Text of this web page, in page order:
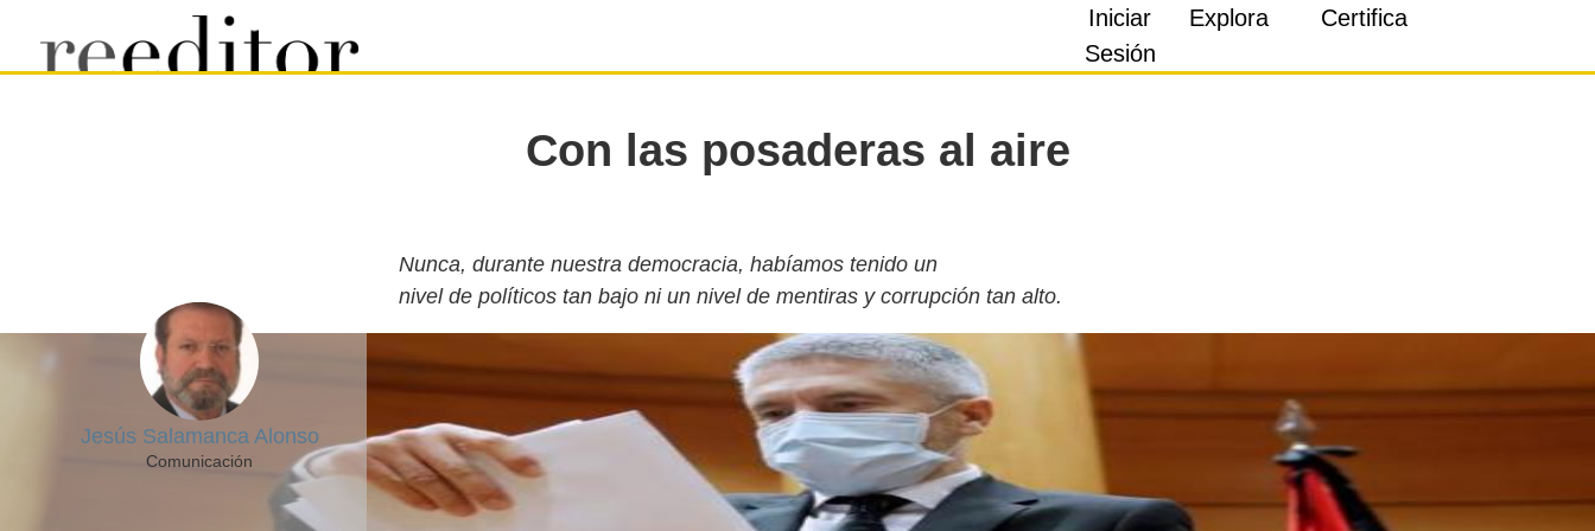
Iniciar
Sesión
Explora Certifica
Jesús Salamanca Alonso
Comunicación
Con las posaderas al aire
Nunca, durante nuestra democracia, habíamos tenido un
nivel de políticos tan bajo ni un nivel de mentiras y corrupción tan alto.